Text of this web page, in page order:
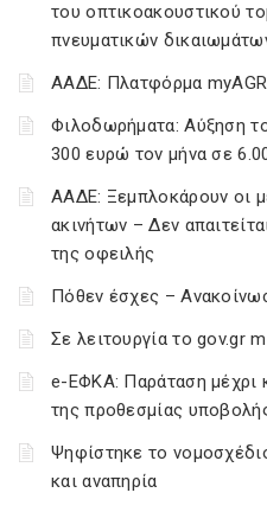
του οπτικοακουστικού
πνευματικών
ΑΑΔΕ: Πλατφόρμα
Φιλοδωρήματα: Αύξηση
300 ευρώ τον μήνα σε
ΑΑΔΕ: Ξεμπλοκάρουν οι
ακινήτων – Δεν
της οφειλής
Πόθεν έσχες –
Σε λειτουργία το gov.gr
e-ΕΦΚΑ: Παράταση μέχρι
της προθεσμίας
Ψηφίστηκε το
και αναπηρία